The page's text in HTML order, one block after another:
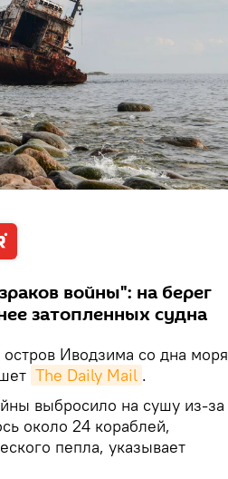
войны": на берег
затопленных судна
Иводзима со дна моря
The Daily Mail .
выбросило на сушу из-за
около 24 кораблей,
пепла, указывает